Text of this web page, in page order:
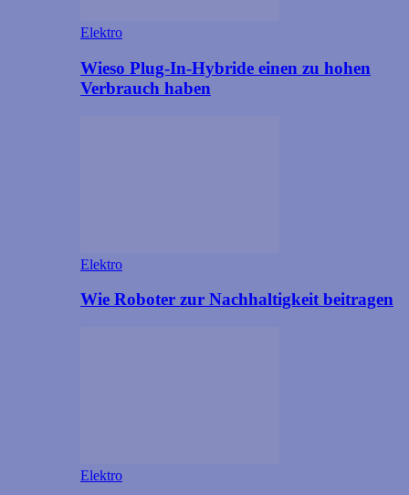
Elektro
Wieso Plug-In-Hybride einen zu hohen
Verbrauch haben
Elektro
Wie Roboter zur Nachhaltigkeit beitragen
Elektro